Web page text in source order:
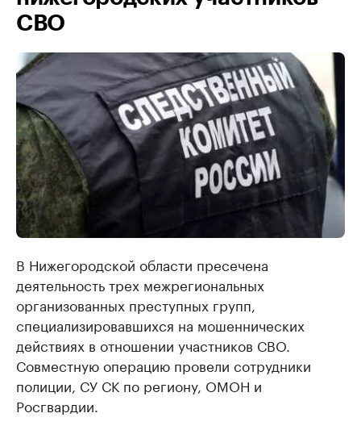
СВО
В Нижегородской области пресечена
деятельность трех межрегиональных
организованных преступных групп,
специализировавшихся на мошеннических
действиях в отношении участников СВО.
Совместную операцию провели сотрудники
полиции, СУ СК по региону, ОМОН и
Росгвардии.